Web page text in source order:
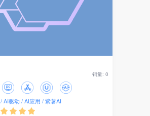
销量: 0
AI驱动 AI应用
紫薯AI
   